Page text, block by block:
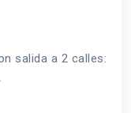
salida a 2 calles: